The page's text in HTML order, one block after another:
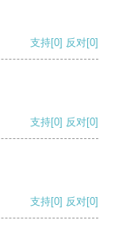
支持[0] 反对[0]
支持[0] 反对[0]
支持[0] 反对[0]